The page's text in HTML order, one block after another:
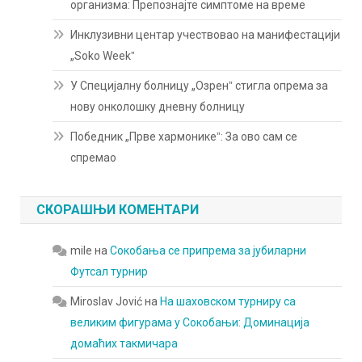
организма: Препознајте симптоме на време
Инклузивни центар учествовао на манифестацији
„Soko Weekˮ
У Специјалну болницу „Озренˮ стигла опрема за
нову онколошку дневну болницу
Победник „Прве хармоникеˮ: За ово сам се
спремао
СКОРАШЊИ КОМЕНТАРИ
mile наСокобања се припрема за јубиларни
Футсал турнир
Miroslav Jovićна На шаховском турниру са
великим фигурама у Сокобањи: Доминација
домаћих такмичара